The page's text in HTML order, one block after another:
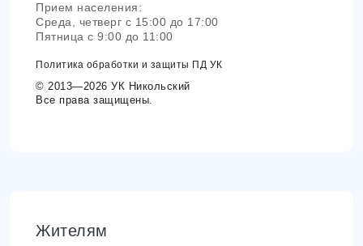
Прием населения:
Среда, четверг с 15:00 до 17:00
Пятница с 9:00 до 11:00
Политика обработки и защиты ПД УК
© 2013—2026 УК Никольский
Все права защищены.
Жителям